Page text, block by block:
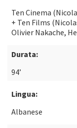
Ten Cinema
+ Ten Films
Olivier Nakache,
Durata:
94’
Lingua:
Albanese